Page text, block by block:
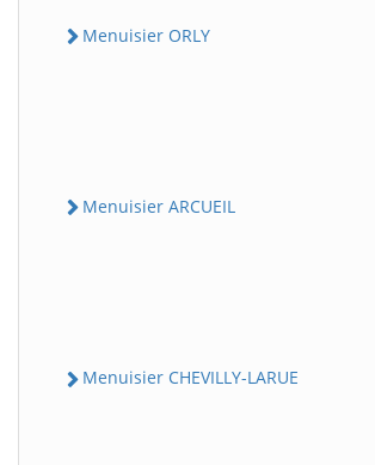
Menuisier ORLY
Menuisier ARCUEIL
Menuisier CHEVILLY-LARUE